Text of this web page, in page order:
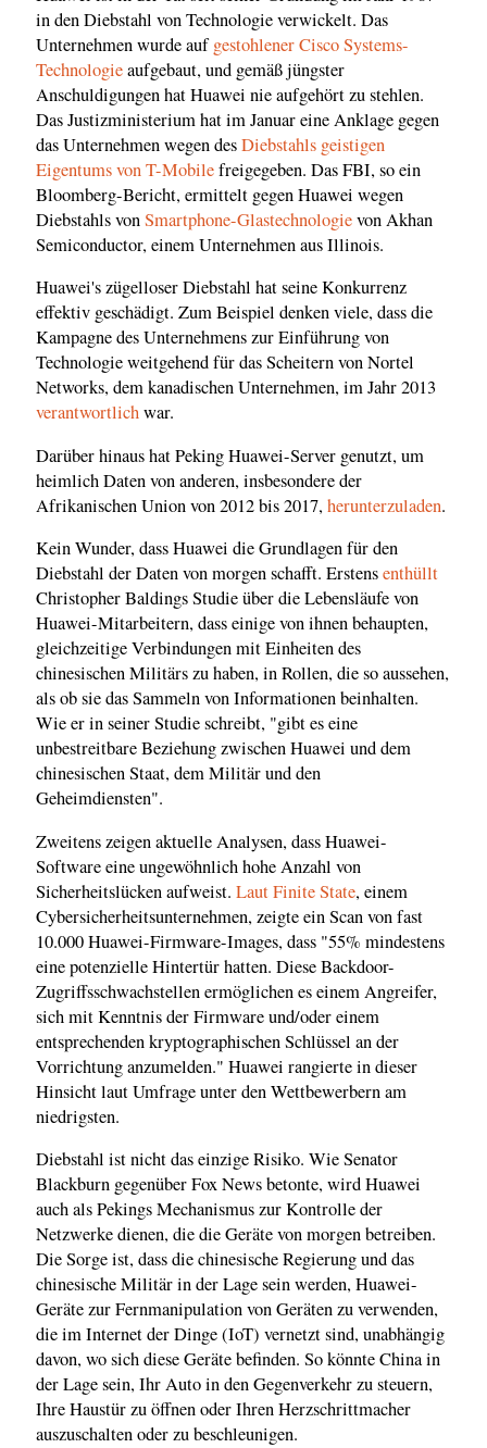
in den Diebstahl von Technologie verwickelt. Das
Unternehmen wurde aufgestohlener Cisco Systems-
Technologieaufgebaut, und gemäß jüngster
Anschuldigungen hat Huawei nie aufgehört zu stehlen.
Das Justizministerium hat im Januar eine Anklage gegen
das Unternehmen wegen desDiebstahls geistigen
Eigentums von T-Mobilefreigegeben. Das FBI, so ein
Bloomberg-Bericht, ermittelt gegen Huawei wegen
Diebstahls vonSmartphone-Glastechnologievon Akhan
Semiconductor, einem Unternehmen aus Illinois.
Huawei's zügelloser Diebstahl hat seine Konkurrenz
effektiv geschädigt. Zum Beispiel denken viele, dass die
Kampagne des Unternehmens zur Einführung von
Technologie weitgehend für das Scheitern von Nortel
Networks, dem kanadischen Unternehmen, im Jahr 2013
verantwortlichwar.
Darüber hinaus hat Peking Huawei-Server genutzt, um
heimlich Daten von anderen, insbesondere der
Afrikanischen Union von 2012 bis 2017,herunterzuladen.
Kein Wunder, dass Huawei die Grundlagen für den
Diebstahl der Daten von morgen schafft. Erstensenthüllt
Christopher Baldings Studie über die Lebensläufe von
Huawei-Mitarbeitern, dass einige von ihnen behaupten,
gleichzeitige Verbindungen mit Einheiten des
chinesischen Militärs zu haben, in Rollen, die so aussehen,
als ob sie das Sammeln von Informationen beinhalten.
Wie er in seiner Studie schreibt, "gibt es eine
unbestreitbare Beziehung zwischen Huawei und dem
chinesischen Staat, dem Militär und den
Geheimdiensten".
Zweitens zeigen aktuelle Analysen, dass Huawei-
Software eine ungewöhnlich hohe Anzahl von
Sicherheitslücken aufweist. Laut Finite State, einem
Cybersicherheitsunternehmen, zeigte ein Scan von fast
10.000 Huawei-Firmware-Images, dass "55% mindestens
eine potenzielle Hintertür hatten. Diese Backdoor-
Zugriffsschwachstellen ermöglichen es einem Angreifer,
sich mit Kenntnis der Firmware und/oder einem
entsprechenden kryptographischen Schlüssel an der
Vorrichtung anzumelden." Huawei rangierte in dieser
Hinsicht laut Umfrage unter den Wettbewerbern am
niedrigsten.
Diebstahl ist nicht das einzige Risiko. Wie Senator
Blackburn gegenüber Fox News betonte, wird Huawei
auch als Pekings Mechanismus zur Kontrolle der
Netzwerke dienen, die die Geräte von morgen betreiben.
Die Sorge ist, dass die chinesische Regierung und das
chinesische Militär in der Lage sein werden, Huawei-
Geräte zur Fernmanipulation von Geräten zu verwenden,
die im Internet der Dinge (IoT) vernetzt sind, unabhängig
davon, wo sich diese Geräte befinden. So könnte China in
der Lage sein, Ihr Auto in den Gegenverkehr zu steuern,
Ihre Haustür zu öffnen oder Ihren Herzschrittmacher
auszuschalten oder zu beschleunigen.